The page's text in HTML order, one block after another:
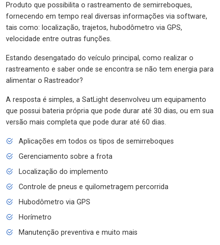
Produto que possibilita o rastreamento de semirreboques,
fornecendo em tempo real diversas informações via software,
tais como: localização, trajetos, hubodômetro via GPS,
velocidade entre outras funções.
Estando desengatado do veículo principal, como realizar o
rastreamento e saber onde se encontra se não tem energia para
alimentar o Rastreador?
A resposta é simples, a SatLight desenvolveu um equipamento
que possui bateria própria que pode durar até 30 dias, ou em sua
versão mais completa que pode durar até 60 dias.
Aplicações em todos os tipos de semirreboques
Gerenciamento sobre a frota
Localização do implemento
Controle de pneus e quilometragem percorrida
Hubodômetro via GPS
Horímetro
Manutenção preventiva e muito mais